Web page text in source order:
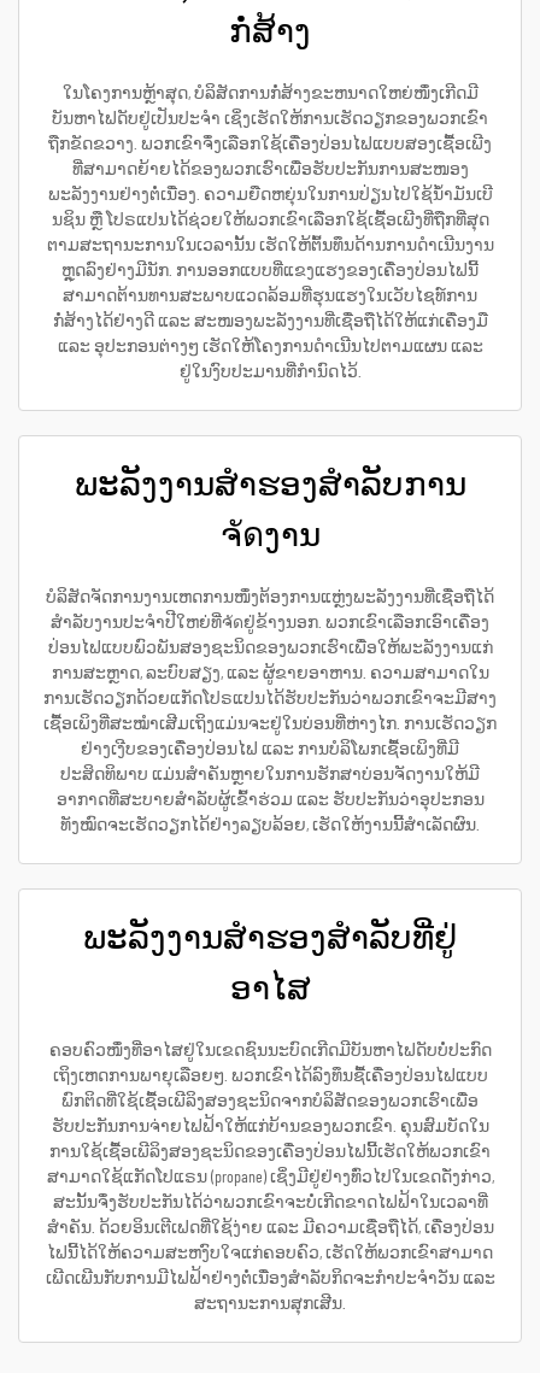
ກໍ່ສ້າງ
ໃນໂຄງການຫຼ້າສຸດ, ບໍລິສັດການກໍ່ສ້າງຂະຫນາດໃຫຍ່ໜຶ່ງເກີດມີ
ບັນຫາໄຟດັບຢູ່ເປັນປະຈຳ ເຊິ່ງເຮັດໃຫ້ການເຮັດວຽກຂອງພວກເຂົາ
ຖືກຂັດຂວາງ. ພວກເຂົາຈຶ່ງເລືອກໃຊ້ເຄື່ອງປ່ອນໄຟແບບສອງເຊື້ອເພີງ
ທີ່ສາມາດຍ້າຍໄດ້ຂອງພວກເຮົາເພື່ອຮັບປະກັນການສະໜອງ
ພະລັງງານຢ່າງຕໍ່ເນື່ອງ. ຄວາມຍືດຫຍຸ່ນໃນການປ່ຽນໄປໃຊ້ນ້ຳມັນເບີ
ນຊິນ ຫຼື ໂປຣແປນໄດ້ຊ່ວຍໃຫ້ພວກເຂົາເລືອກໃຊ້ເຊື້ອເພີງທີ່ຖືກທີ່ສຸດ
ຕາມສະຖານະການໃນເວລານັ້ນ ເຮັດໃຫ້ຕົ້ນທຶນດ້ານການດຳເນີນງານ
ຫຼຸດລົງຢ່າງມີນັກ. ການອອກແບບທີ່ແຂງແຮງຂອງເຄື່ອງປ່ອນໄຟນີ້
ສາມາດຕ້ານທານສະພາບແວດລ້ອມທີ່ຮຸນແຮງໃນເວັບໄຊທ໌ການ
ກໍ່ສ້າງໄດ້ຢ່າງດີ ແລະ ສະໜອງພະລັງງານທີ່ເຊື່ອຖືໄດ້ໃຫ້ແກ່ເຄື່ອງມື
ແລະ ອຸປະກອນຕ່າງໆ ເຮັດໃຫ້ໂຄງການດຳເນີນໄປຕາມແຜນ ແລະ
ຢູ່ໃນງົບປະມານທີ່ກຳນົດໄວ້.
ພະລັງງານສຳຮອງສຳລັບການ
ຈัดງານ
ບໍລິສັດຈັດການງານເຫດການໜຶ່ງຕ້ອງການແຫຼ່ງພະລັງງານທີ່ເຊື່ອຖືໄດ້
ສຳລັບງານປະຈຳປີໃຫຍ່ທີ່ຈัดຢູ່ຂ້າງນອກ. ພວກເຂົາເລືອກເອົາເຄື່ອງ
ປ່ອນໄຟແບບພົວພັນສອງຊະນິດຂອງພວກເຮົາເພື່ອໃຫ້ພະລັງງານແກ່
ການສະຫຼາດ, ລະບົບສຽງ, ແລະ ຜູ້ຂາຍອາຫານ. ຄວາມສາມາດໃນ
ການເຮັດວຽກດ້ວຍແກັດໂປຣແປນໄດ້ຮັບປະກັນວ່າພວກເຂົາຈະມີສາງ
ເຊື້ອເພິງທີ່ສະໝຳເສີມເຖິງແມ່ນຈະຢູ່ໃນບ່ອນທີ່ຫ່າງໄກ. ການເຮັດວຽກ
ຢ່າງເງີບຂອງເຄື່ອງປ່ອນໄຟ ແລະ ການບໍລິໂພກເຊື້ອເພິງທີ່ມີ
ປະສິດທິພາບ ແມ່ນສຳຄັນຫຼາຍໃນການຮັກສາບ່ອນຈັດງານໃຫ້ມີ
ອາກາດທີ່ສະບາຍສຳລັບຜູ້ເຂົ້າຮ່ວມ ແລະ ຮັບປະກັນວ່າອຸປະກອນ
ທັງໝົດຈະເຮັດວຽກໄດ້ຢ່າງລຽບລ້ອຍ, ເຮັດໃຫ້ງານນີ້ສຳເລັດຜົນ.
ພະລັງງານສຳຮອງສຳລັບທີ່ຢູ່
ອາໄສ
ຄອບຄົວໜຶ່ງທີ່ອາໄສຢູ່ໃນເຂດຊົນນະບົດເກີດມີບັນຫາໄຟດັບບໍ່ປະກົດ
ເຖິງເຫດການພາຍຸເລືອຍໆ. ພວກເຂົາໄດ້ລົງທຶນຊື້ເຄື່ອງປ່ອນໄຟແບບ
ພົກຕິດທີ່ໃຊ້ເຊື້ອເພີລິງສອງຊະນິດຈາກບໍລິສັດຂອງພວກເຮົາເພື່ອ
ຮັບປະກັນການຈ່າຍໄຟຟ້າໃຫ້ແກ່ບ້ານຂອງພວກເຂົາ. ຄຸນສົມບັດໃນ
ການໃຊ້ເຊື້ອເພີລິງສອງຊະນິດຂອງເຄື່ອງປ່ອນໄຟນີ້ເຮັດໃຫ້ພວກເຂົາ
ສາມາດໃຊ້ແກັດໂປແຣນ (propane) ເຊິ່ງມີຢູ່ຢ່າງທົ່ວໄປໃນເຂດດັ່ງກ່າວ,
ສະນັ້ນຈຶ່ງຮັບປະກັນໄດ້ວ່າພວກເຂົາຈະບໍ່ເກີດຂາດໄຟຟ້າໃນເວລາທີ່
ສຳຄັນ. ດ້ວຍອິນເຕີເຟດທີ່ໃຊ້ງ່າຍ ແລະ ມີຄວາມເຊື່ອຖືໄດ້, ເຄື່ອງປ່ອນ
ໄຟນີ້ໄດ້ໃຫ້ຄວາມສະຫງົບໃຈແກ່ຄອບຄົວ, ເຮັດໃຫ້ພວກເຂົາສາມາດ
ເພີດເພີນກັບການມີໄຟຟ້າຢ່າງຕໍ່ເນື່ອງສຳລັບກິດຈະກຳປະຈຳວັນ ແລະ
ສະຖານະການສຸກເສີນ.